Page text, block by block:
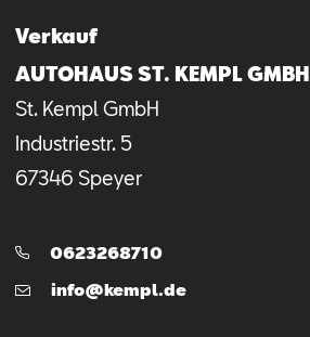
Verkauf
AUTOHAUS ST. KEMPL GMBH
St. Kempl GmbH
Industriestr. 5
67346 Speyer
Telefon:
0623268710
E-
info@kempl.de